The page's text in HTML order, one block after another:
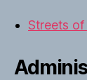
Streets of